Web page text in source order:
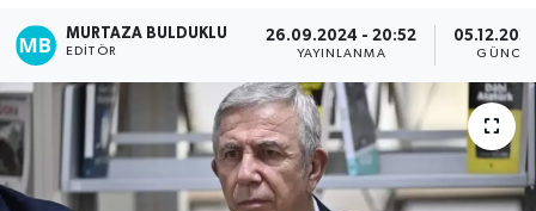
MURTAZA BULDUKLU
EDITÖR
26.09.2024 - 20:52
YAYINLANMA
Yaşam